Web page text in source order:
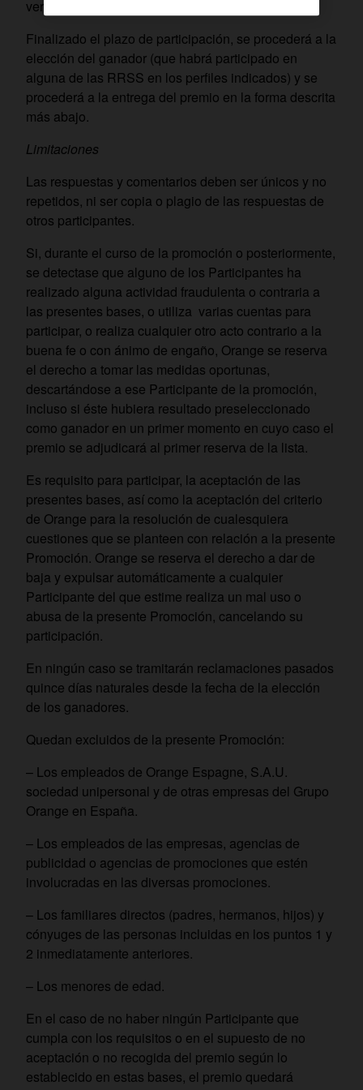
verificar la identidad del Participante.
Finalizado el plazo de participación, se procederá a la
elección del ganador (que habrá participado en
alguna de las RRSS en los perfiles indicados) y se
procederá a la entrega del premio en la forma descrita
más abajo.
Limitaciones
Las respuestas y comentarios deben ser únicos y no
repetidos, ni ser copia o plagio de las respuestas de
otros participantes.
Si, durante el curso de la promoción o posteriormente,
se detectase que alguno de los Participantes ha
realizado alguna actividad fraudulenta o contraria a
las presentes bases, o utiliza varias cuentas para
participar, o realiza cualquier otro acto contrario a la
buena fe o con ánimo de engaño, Orange se reserva
el derecho a tomar las medidas oportunas,
descartándose a ese Participante de la promoción,
incluso si éste hubiera resultado preseleccionado
como ganador en un primer momento en cuyo caso el
premio se adjudicará al primer reserva de la lista.
Es requisito para participar, la aceptación de las
presentes bases, así como la aceptación del criterio
de Orange para la resolución de cualesquiera
cuestiones que se planteen con relación a la presente
Promoción. Orange se reserva el derecho a dar de
baja y expulsar automáticamente a cualquier
Participante del que estime realiza un mal uso o
abusa de la presente Promoción, cancelando su
participación.
En ningún caso se tramitarán reclamaciones pasados
quince días naturales desde la fecha de la elección
de los ganadores.
Quedan excluidos de la presente Promoción:
– Los empleados de Orange Espagne, S.A.U.
sociedad unipersonal y de otras empresas del Grupo
Orange en España.
– Los empleados de las empresas, agencias de
publicidad o agencias de promociones que estén
involucradas en las diversas promociones.
– Los familiares directos (padres, hermanos, hijos) y
cónyuges de las personas incluidas en los puntos 1 y
2 inmediatamente anteriores.
– Los menores de edad.
En el caso de no haber ningún Participante que
cumpla con los requisitos o en el supuesto de no
aceptación o no recogida del premio según lo
establecido en estas bases, el premio quedará